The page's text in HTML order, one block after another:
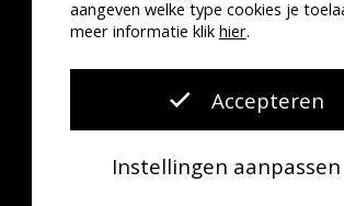
aangeven welke type cookies je
meer informatie klik hier.
Accepteren
Instellingen aanpassen
VSCD
Website doorThe